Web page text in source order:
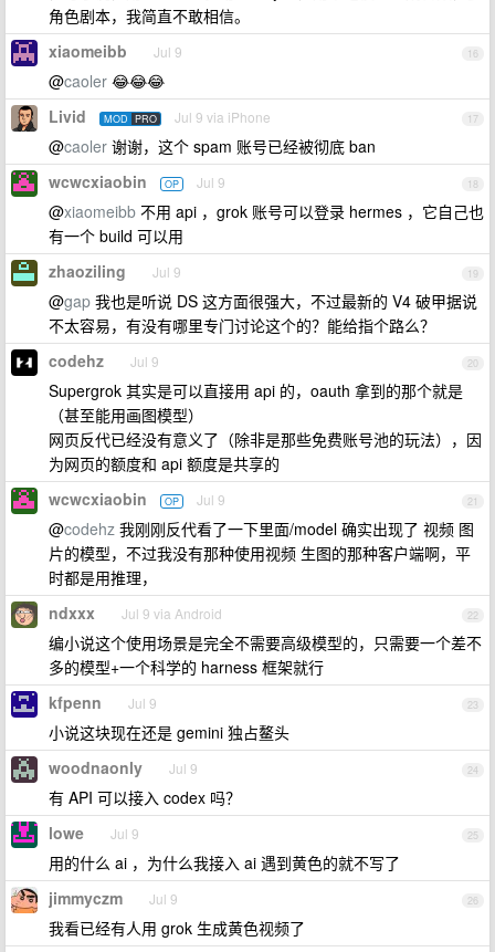
角色剧本，我简直不敢相信。
16
xiaomeibb Jul 9
@caoler 😂😂😂
17
Livid MOD PRO Jul 9 via iPhone
@caoler 谢谢，这个 spam 账号已经被彻底 ban
18
wcwcxiaobin OP Jul 9
@xiaomeibb 不用 api ，grok 账号可以登录 hermes ，它自己也
有一个 build 可以用
19
zhaoziling Jul 9
@gap 我也是听说 DS 这方面很强大，不过最新的 V4 破甲据说
不太容易，有没有哪里专门讨论这个的？能给指个路么？
20
codehz Jul 9
Supergrok 其实是可以直接用 api 的，oauth 拿到的那个就是
（甚至能用画图模型）
网页反代已经没有意义了（除非是那些免费账号池的玩法），因
为网页的额度和 api 额度是共享的
21
wcwcxiaobin OP Jul 9
@codehz 我刚刚反代看了一下里面/model 确实出现了 视频 图
片的模型，不过我没有那种使用视频 生图的那种客户端啊，平
时都是用推理，
22
ndxxx Jul 9 via Android
编小说这个使用场景是完全不需要高级模型的，只需要一个差不
多的模型+一个科学的 harness 框架就行
23
kfpenn Jul 9
小说这块现在还是 gemini 独占鳌头
24
woodnaonly Jul 9
有 API 可以接入 codex 吗？
25
lowe Jul 9
用的什么 ai ，为什么我接入 ai 遇到黄色的就不写了
26
jimmyczm Jul 9
我看已经有人用 grok 生成黄色视频了